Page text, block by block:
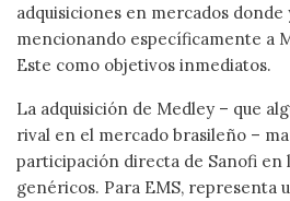
adquisiciones en mercados
mencionando específicamente a
Este como objetivos inmediatos.
La adquisición de Medley – que
rival en el mercado brasileño –
participación directa de Sanofi en
genéricos. Para EMS, representa